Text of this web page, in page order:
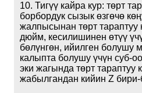
10. Тигүү кайра кур: төрт
борбордук сызык өзгөчө
жалпысынан төрт тараптуу
дюйм, кесилишинен өтүү
бөлүнгөн, ийилген болушу
калыпта болушу үчүн суб-
эки жагында төрт тараптуу
жабылгандан кийин Z бири-